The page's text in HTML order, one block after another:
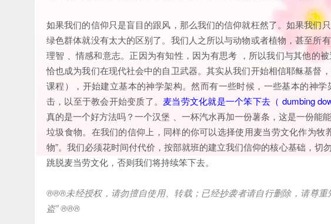
如果我们的信仰只是盲目的跟风，那么我们的信仰就枉然了。如果我们
绿色群体就没有太大的区别了。我们人之所以与动物或者植物，甚至所
理智 、情感和意志。正因为有知性，因为有思考 ，所以我们与其他
恰也成为我们在现代社会中的自卫武器。其实从我们开始相信耶稣基督
课程），开始建立基本的神学架构。然而有一些时候，一些基本的神
击，以至于教会开始变质了。 麦当劳文化就是一个笨下去（ dumbing
真的是一个好方法吗？一个汉堡 、一杯汽水再加一份薯条，这是一份能
垃圾食物。在我们的信仰上，同样的你可以选择使用麦当劳文化作为牧
物”。我们必须花时间付代价，按部就班的建立我们信仰的核心基础，切
跳脱麦当劳文化，否则我们将持续笨下去。
®®®未经授权，请勿擅自使用、转载；已经抄袭者请自行删除，请尊重
盗” ®®®